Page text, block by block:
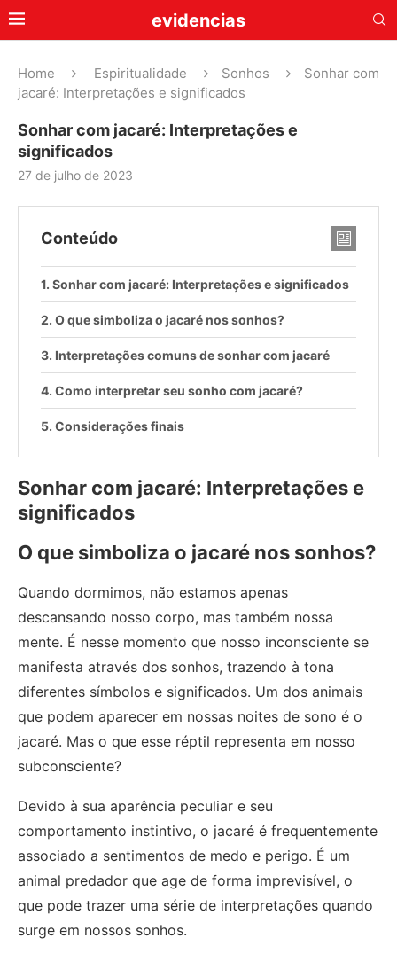
evidencias
Home Espiritualidade Sonhos
Sonhar com
jacaré: Interpretações e significados
Sonhar com jacaré: Interpretações e
significados
27 de julho de 2023
Conteúdo
Sonhar com jacaré: Interpretações e significados
O que simboliza o jacaré nos sonhos?
Interpretações comuns de sonhar com jacaré
Como interpretar seu sonho com jacaré?
Considerações finais
Sonhar com jacaré: Interpretações e
significados
O que simboliza o jacaré nos sonhos?
Quando dormimos, não estamos apenas
descansando nosso corpo, mas também nossa
mente. É nesse momento que nosso inconsciente se
manifesta através dos sonhos, trazendo à tona
diferentes símbolos e significados. Um dos animais
que podem aparecer em nossas noites de sono é o
jacaré. Mas o que esse réptil representa em nosso
subconsciente?
Devido à sua aparência peculiar e seu
comportamento instintivo, o jacaré é frequentemente
associado a sentimentos de medo e perigo. É um
animal predador que age de forma imprevisível, o
que pode trazer uma série de interpretações quando
surge em nossos sonhos.